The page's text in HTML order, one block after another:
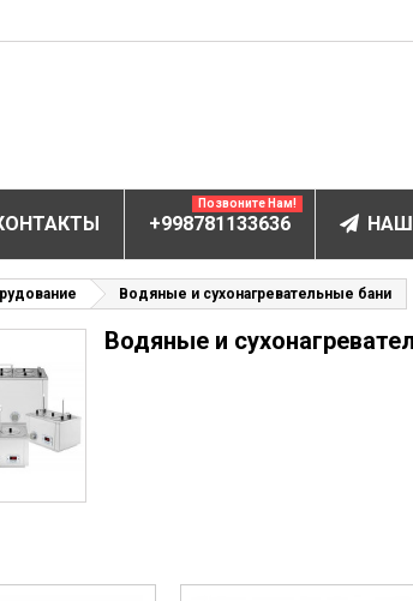
(ИХЛА)
системы
анализаторы
+998781133636
Позвоните Нам!
НАШ
Водяные и сухонагревательные бани
Водяные и